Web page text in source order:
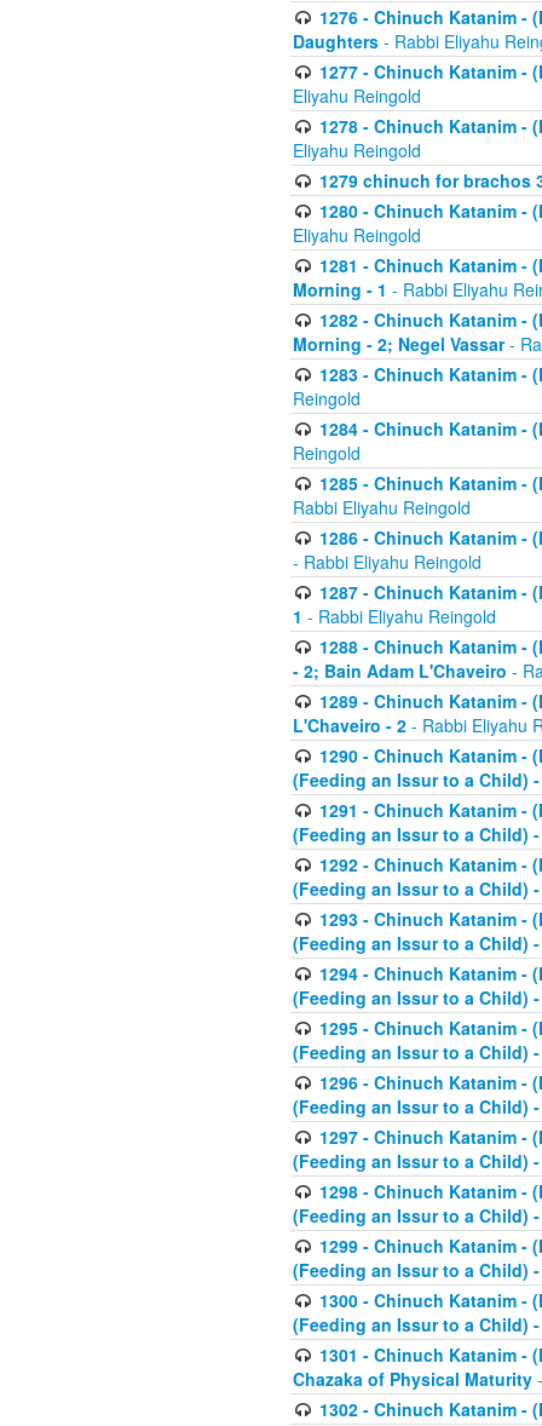
1276 - Chinuch Katanim -
Daughters - Rabbi Eliyahu
1277 - Chinuch Katanim -
Eliyahu Reingold
1278 - Chinuch Katanim -
Eliyahu Reingold
1279 chinuch for brachos
1280 - Chinuch Katanim -
Eliyahu Reingold
1281 - Chinuch Katanim -
Morning - 1 - Rabbi Eliyahu
1282 - Chinuch Katanim -
Morning - 2; Negel Vassar-
1283 - Chinuch Katanim -
Reingold
1284 - Chinuch Katanim -
Reingold
1285 - Chinuch Katanim -
Rabbi Eliyahu Reingold
1286 - Chinuch Katanim -
- Rabbi Eliyahu Reingold
1287 - Chinuch Katanim -
1 - Rabbi Eliyahu Reingold
1288 - Chinuch Katanim -
- 2; Bain Adam L'Chaveiro -
1289 - Chinuch Katanim -
L'Chaveiro - 2 - Rabbi Eliyahu
1290 - Chinuch Katanim -
(Feeding an Issur to a Child)
1291 - Chinuch Katanim -
(Feeding an Issur to a Child)
1292 - Chinuch Katanim -
(Feeding an Issur to a Child)
1293 - Chinuch Katanim -
(Feeding an Issur to a Child)
1294 - Chinuch Katanim -
(Feeding an Issur to a Child)
1295 - Chinuch Katanim -
(Feeding an Issur to a Child)
1296 - Chinuch Katanim -
(Feeding an Issur to a Child)
1297 - Chinuch Katanim -
(Feeding an Issur to a Child)
1298 - Chinuch Katanim -
(Feeding an Issur to a Child)
1299 - Chinuch Katanim -
(Feeding an Issur to a Child)
1300 - Chinuch Katanim -
(Feeding an Issur to a Child)
1301 - Chinuch Katanim -
Chazaka of Physical Maturity
1302 - Chinuch Katanim -